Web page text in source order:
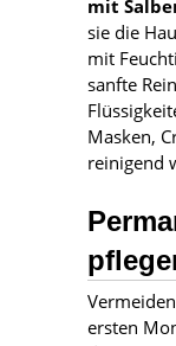
mit
sie die
mit
sanfte
Masken,
reinigend
ersten